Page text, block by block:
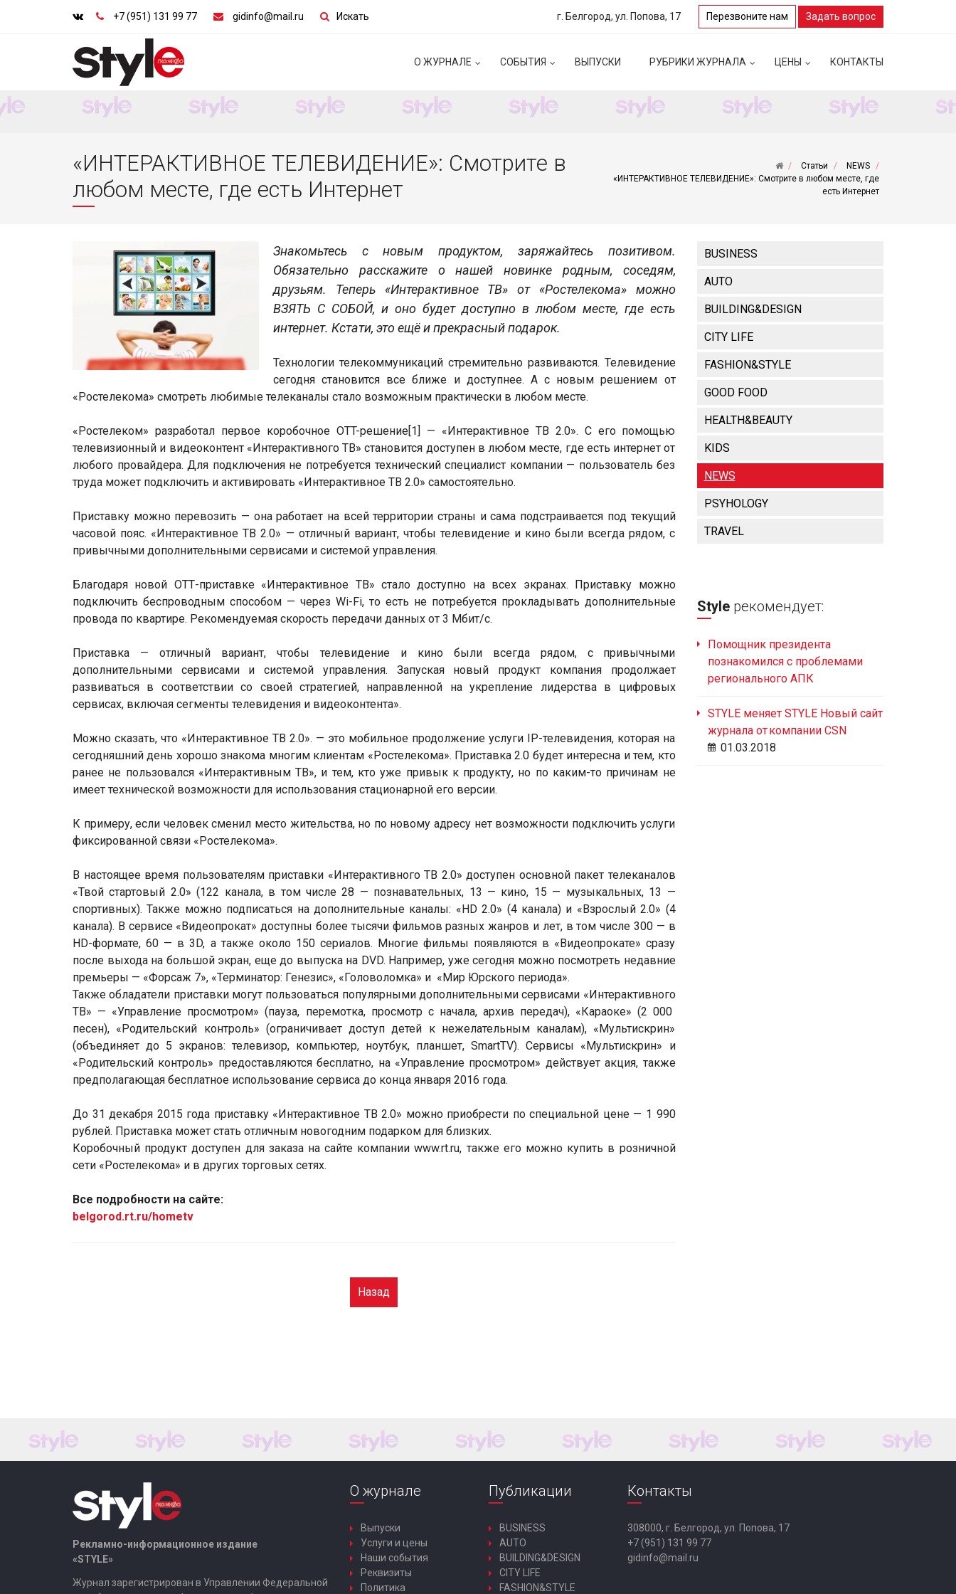
+7 (951) 131 99 77 gidinfo@mail.ru Искать г. Белгород, ул. Попова, 17 Перезвоните нам Задать вопрос
О ЖУРНАЛЕ СОБЫТИЯ ВЫПУСКИ РУБРИКИ ЖУРНАЛА ЦЕНЫ КОНТАКТЫ
«ИНТЕРАКТИВНОЕ ТЕЛЕВИДЕНИЕ»: Смотрите в
любом месте, где есть Интернет
Статьи
NEWS
«ИНТЕРАКТИВНОЕ ТЕЛЕВИДЕНИЕ»: Смотрите в любом месте, где
есть Интернет
Знакомьтесь с новым продуктом, заряжайтесь позитивом.
Обязательно расскажите о нашей новинке родным, соседям,
друзьям. Теперь «Интерактивное ТВ» от «Ростелекома» можно
ВЗЯТЬ С СОБОЙ, и оно будет доступно в любом месте, где есть
интернет. Кстати, это ещё и прекрасный подарок.
Технологии телекоммуникаций стремительно развиваются. Телевидение
сегодня становится все ближе и доступнее. А с новым решением от
«Ростелекома» смотреть любимые телеканалы стало возможным практически в любом месте.
«Ростелеком» разработал первое коробочное OTT-решение[1] — «Интерактивное ТВ 2.0». С его помощью
телевизионный и видеоконтент «Интерактивного ТВ» становится доступен в любом месте, где есть интернет от
любого провайдера. Для подключения не потребуется технический специалист компании — пользователь без
труда может подключить и активировать «Интерактивное ТВ 2.0» самостоятельно.
Приставку можно перевозить — она работает на всей территории страны и сама подстраивается под текущий
часовой пояс. «Интерактивное ТВ 2.0» — отличный вариант, чтобы телевидение и кино были всегда рядом, с
привычными дополнительными сервисами и системой управления.
Благодаря новой ОТТ-приставке «Интерактивное ТВ» стало доступно на всех экранах. Приставку можно
подключить беспроводным способом — через Wi-Fi, то есть не потребуется прокладывать дополнительные
провода по квартире. Рекомендуемая скорость передачи данных от 3 Мбит/с.
Приставка — отличный вариант, чтобы телевидение и кино были всегда рядом, с привычными
дополнительными сервисами и системой управления. Запуская новый продукт компания продолжает
развиваться в соответствии со своей стратегией, направленной на укрепление лидерства в цифровых
сервисах, включая сегменты телевидения и видеоконтента».
Можно сказать, что «Интерактивное ТВ 2.0». — это мобильное продолжение услуги IP-телевидения, которая на
сегодняшний день хорошо знакома многим клиентам «Ростелекома». Приставка 2.0 будет интересна и тем, кто
ранее не пользовался «Интерактивным ТВ», и тем, кто уже привык к продукту, но по каким-то причинам не
имеет технической возможности для использования стационарной его версии.
К примеру, если человек сменил место жительства, но по новому адресу нет возможности подключить услуги
фиксированной связи «Ростелекома».
В настоящее время пользователям приставки «Интерактивного ТВ 2.0» доступен основной пакет телеканалов
«Твой стартовый 2.0» (122 канала, в том числе 28 — познавательных, 13 — кино, 15 — музыкальных, 13 —
спортивных). Также можно подписаться на дополнительные каналы: «HD 2.0» (4 канала) и «Взрослый 2.0» (4
канала). В сервисе «Видеопрокат» доступны более тысячи фильмов разных жанров и лет, в том числе 300 — в
HD-формате, 60 — в 3D, а также около 150 сериалов. Многие фильмы появляются в «Видеопрокате» сразу
после выхода на большой экран, еще до выпуска на DVD. Например, уже сегодня можно посмотреть недавние
премьеры — «Форсаж 7», «Терминатор: Генезис», «Головоломка» и «Мир Юрского периода».
Также обладатели приставки могут пользоваться популярными дополнительными сервисами «Интерактивного
ТВ» — «Управление просмотром» (пауза, перемотка, просмотр с начала, архив передач), «Караоке» (2 000
песен), «Родительский контроль» (ограничивает доступ детей к нежелательным каналам), «Мультискрин»
(объединяет до 5 экранов: телевизор, компьютер, ноутбук, планшет, SmartTV). Сервисы «Мультискрин» и
«Родительский контроль» предоставляются бесплатно, на «Управление просмотром» действует акция, также
предполагающая бесплатное использование сервиса до конца января 2016 года.
До 31 декабря 2015 года приставку «Интерактивное ТВ 2.0» можно приобрести по специальной цене — 1 990
рублей. Приставка может стать отличным новогодним подарком для близких.
Коробочный продукт доступен для заказа на сайте компании www.rt.ru, также его можно купить в розничной
сети «Ростелекома» и в других торговых сетях.
Все подробности на сайте:
belgorod.rt.ru/hometv
Назад
BUSINESS
AUTO
BUILDING&DESIGN
CITY LIFE
FASHION&STYLE
GOOD FOOD
HEALTH&BEAUTY
KIDS
NEWS
PSYHOLOGY
TRAVEL
Styleрекомендует:
Помощник президента
познакомился с проблемами
регионального АПК
STYLE меняет STYLE Новый сайт
журнала от компании CSN
01.03.2018
Рекламно-информационное издание
«STYLE»
Журнал зарегистрирован в Управлении Федеральной
О журнале
Выпуски
Услуги и цены
Наши события
Реквизиты
Политика
Публикации
BUSINESS
AUTO
BUILDING&DESIGN
CITY LIFE
FASHION&STYLE
Контакты
308000, г. Белгород, ул. Попова, 17
+7 (951) 131 99 77
gidinfo@mail.ru